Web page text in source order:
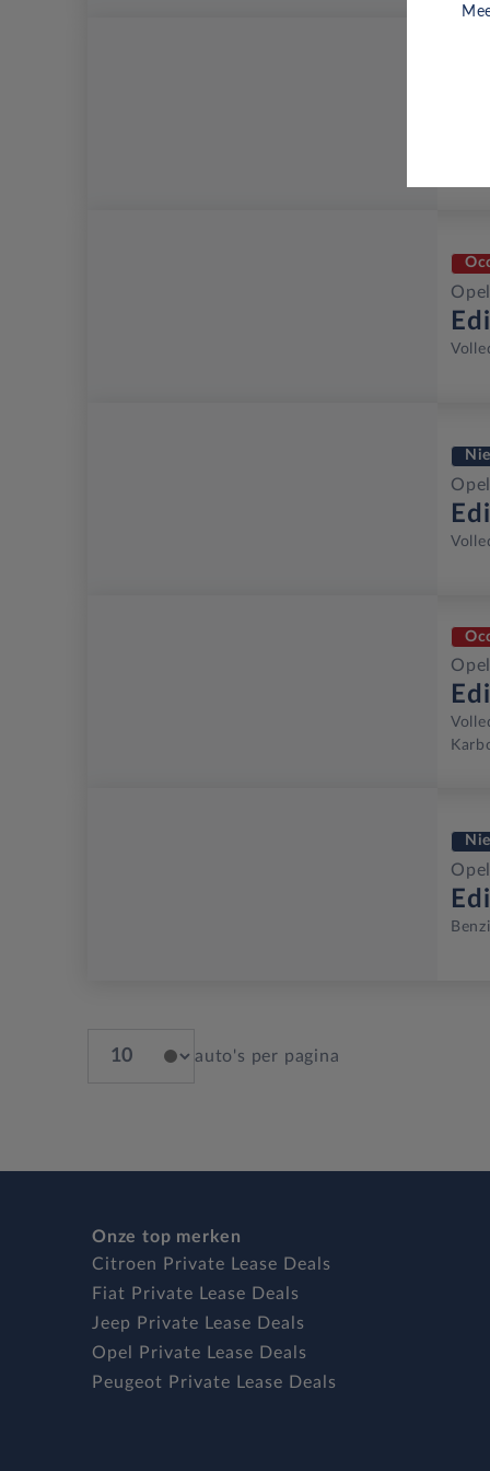
auto's per pagina
Onze top merken
Citroen Private Lease Deals
Fiat Private Lease Deals
Jeep Private Lease Deals
Opel Private Lease Deals
Peugeot Private Lease Deals